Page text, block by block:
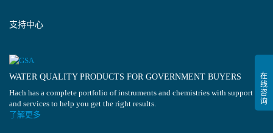
支持中心
WATER QUALITY PRODUCTS FOR GOVERNMENT BUYERS
Hach has a complete portfolio of instruments and chemistries with support
and services to help you get the right results.
了解更多